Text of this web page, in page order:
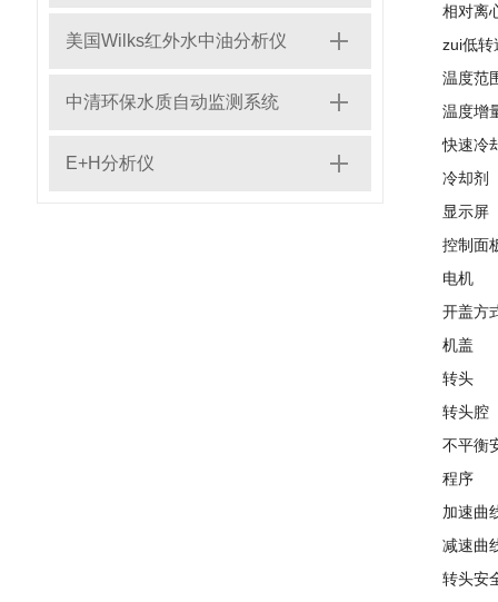
美国Wilks红外水中油分析仪
中清环保水质自动监测系统
E+H分析仪
相对离
zui低转
温度范
温度增
快速冷
冷却剂
显示屏
控制面
电机
开盖方
机盖
转头
转头腔
不平衡
程序
加速曲
减速曲
转头安